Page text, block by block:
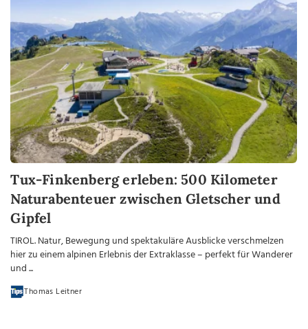
Tux-Finkenberg erleben: 500 Kilometer
Naturabenteuer zwischen Gletscher und
Gipfel
TIROL. Natur, Bewegung und spektakuläre Ausblicke verschmelzen
hier zu einem alpinen Erlebnis der Extraklasse – perfekt für Wanderer
und ...
Thomas Leitner